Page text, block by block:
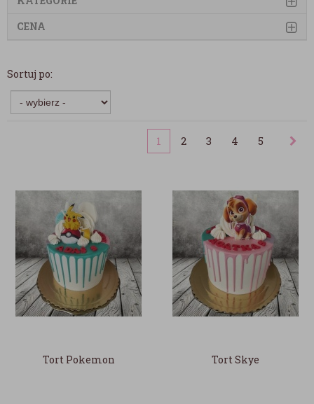
CENA
Sortuj po:
1 2 3 4 5
Tort Pokemon Tort Skye